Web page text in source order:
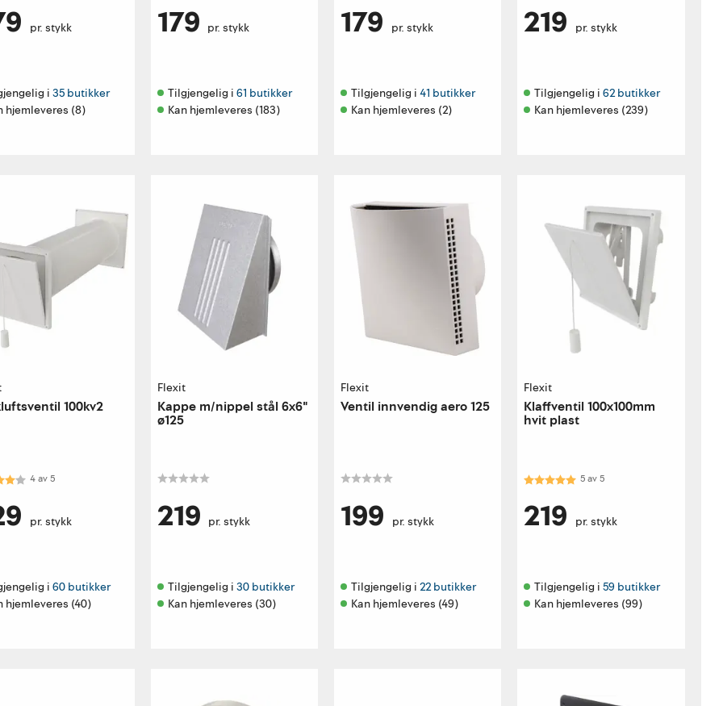
pr. stykk
i 35 butikker
hjemleveres (8)
179 pr. stykk
Tilgjengelig i 61 butikker
Kan hjemleveres (183)
179 pr. stykk
Tilgjengelig i 41 butikker
Kan hjemleveres (2)
219 pr. stykk
Tilgjengelig i 62 butikker
Kan hjemleveres (239)
100kv2
4.0 av 5 mulige
4av5
pr. stykk
i 60 butikker
hjemleveres (40)
Flexit
Kappe m/nippel stål 6x6"
ø125
219 pr. stykk
Tilgjengelig i 30 butikker
Kan hjemleveres (30)
Flexit
Ventil innvendig aero 125
199 pr. stykk
Tilgjengelig i 22 butikker
Kan hjemleveres (49)
Flexit
Klaffventil 100x100mm
hvit plast
Karakter:5.0 av 5 mulige
5av5
219 pr. stykk
Tilgjengelig i 59 butikker
Kan hjemleveres (99)